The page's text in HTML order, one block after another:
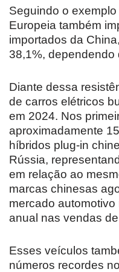
Seguindo o
Europeia também
importados da
38,1%, dependendo
Diante dessa
de carros elétricos
em 2024. Nos
aproximadamente
híbridos plug-in
Rússia,
em relação ao
marcas chinesas
mercado
anual nas vendas
Esses veículos
números recordes